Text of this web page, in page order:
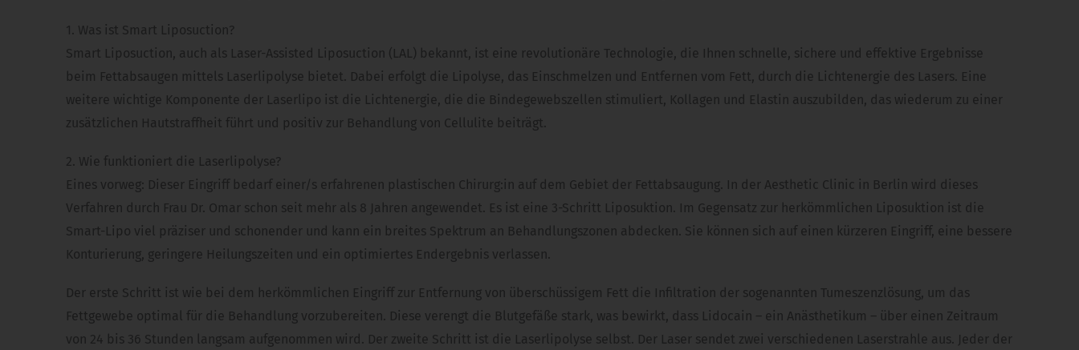
1. Was ist Smart Liposuction?
Smart Liposuction, auch als Laser-Assisted Liposuction (LAL) bekannt, ist eine revolutionäre Technologie, die Ihnen schnelle, sichere und effektive Ergebnisse
beim Fettabsaugen mittels Laserlipolyse bietet. Dabei erfolgt die Lipolyse, das Einschmelzen und Entfernen vom Fett, durch die Lichtenergie des Lasers. Eine
weitere wichtige Komponente der Laserlipo ist die Lichtenergie, die die Bindegewebszellen stimuliert, Kollagen und Elastin auszubilden, das wiederum zu einer
zusätzlichen Hautstraffheit führt und positiv zur Behandlung von Cellulite beiträgt.
2. Wie funktioniert die Laserlipolyse?
Eines vorweg: Dieser Eingriff bedarf einer/s erfahrenen plastischen Chirurg:in auf dem Gebiet der Fettabsaugung. In der Aesthetic Clinic in Berlin wird dieses
Verfahren durch Frau Dr. Omar schon seit mehr als 8 Jahren angewendet. Es ist eine 3-Schritt Liposuktion. Im Gegensatz zur herkömmlichen Liposuktion ist die
Smart-Lipo viel präziser und schonender und kann ein breites Spektrum an Behandlungszonen abdecken. Sie können sich auf einen kürzeren Eingriff, eine bessere
Konturierung, geringere Heilungszeiten und ein optimiertes Endergebnis verlassen.
Der erste Schritt ist wie bei dem herkömmlichen Eingriff zur Entfernung von überschüssigem Fett die Infiltration der sogenannten Tumeszenzlösung, um das
Fettgewebe optimal für die Behandlung vorzubereiten. Diese verengt die Blutgefäße stark, was bewirkt, dass Lidocain – ein Anästhetikum – über einen Zeitraum
von 24 bis 36 Stunden langsam aufgenommen wird. Der zweite Schritt ist die Laserlipolyse selbst. Der Laser sendet zwei verschiedenen Laserstrahle aus. Jeder der